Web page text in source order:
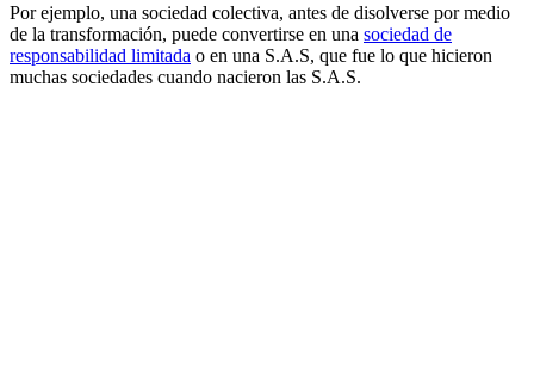
Por ejemplo, una sociedad colectiva, antes de disolverse por medio
de la transformación, puede convertirse en una sociedad de
responsabilidad limitada o en una S.A.S, que fue lo que hicieron
muchas sociedades cuando nacieron las S.A.S.